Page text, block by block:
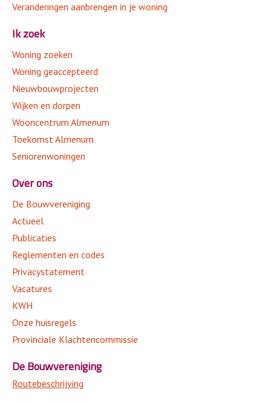
Veranderingen aanbrengen in je woning
Ik zoek
Woning zoeken
Woning geaccepteerd
Nieuwbouwprojecten
Wijken en dorpen
Wooncentrum Almenum
Toekomst Almenum
Seniorenwoningen
Over ons
De Bouwvereniging
Actueel
Publicaties
Reglementen en codes
Privacystatement
Vacatures
KWH
Onze huisregels
Provinciale Klachtencommissie
De Bouwvereniging
Routebeschrijving